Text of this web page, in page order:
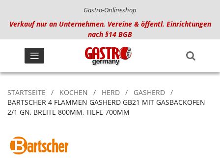
Gastro-Onlineshop
Verkauf nur an Unternehmen, Vereine & öffentl. Einrichtungen
nach §14 BGB
STARTSEITE KOCHEN HERD
GASHERD
BARTSCHER 4 FLAMMEN GASHERD GB21 MIT GASBACKOFEN
2/1 GN, BREITE 800MM, TIEFE 700MM